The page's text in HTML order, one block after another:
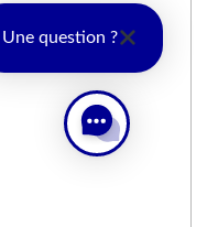
Une question ?